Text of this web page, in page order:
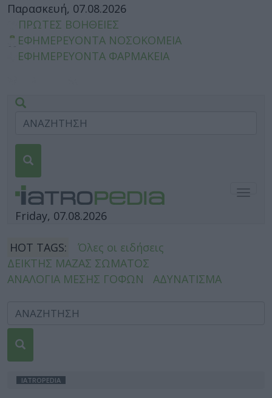
Παρασκευή, 07.08.2026
ΠΡΩΤΕΣ ΒΟΗΘΕΙΕΣ
ΕΦΗΜΕΡΕΥΟΝΤΑ ΝΟΣΟΚΟΜΕΙΑ
ΕΦΗΜΕΡΕΥΟΝΤΑ ΦΑΡΜΑΚΕΙΑ
Friday, 07.08.2026
HOT TAGS:
Όλες οι ειδήσεις
ΔΕΙΚΤΗΣ ΜΑΖΑΣ ΣΩΜΑΤΟΣ
ΑΝΑΛΟΓΙΑ ΜΕΣΗΣ ΓΟΦΩΝ
ΑΔΥΝΑΤΙΣΜΑ
IATROPEDIA